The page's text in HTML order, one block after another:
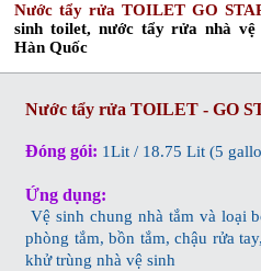
Nước tẩy rửa TOILET GO
sinh toilet, nước tẩy rửa nhà vệ
Hàn Quốc
Nước tẩy rửa TOILET - GO
Đóng gói: 1Lit / 18.75 Lit (5
Ứng dụng:
Vệ sinh chung nhà tắm và loại
phòng tắm, bồn tắm, chậu rửa
khử trùng nhà vệ sinh